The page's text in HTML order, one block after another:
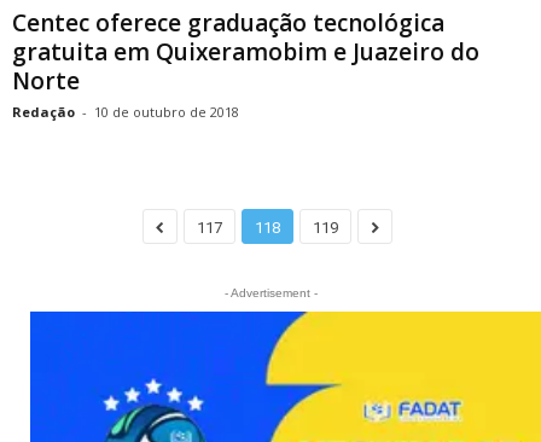
Centec oferece graduação tecnológica
gratuita em Quixeramobim e Juazeiro do
Norte
Redação - 10 de outubro de 2018
117 118 119
- Advertisement -